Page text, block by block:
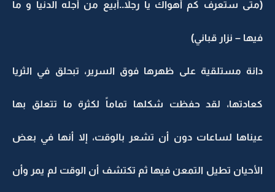
(متى ستعرف كم أهواك يا رجلاً..أبيع من أجله الدنيا و ما
فيها – نزار قباني)
دانة مستلقية على ظهرها فوق السرير، تبحلق في الثريا
كعادتها، لقد حفظت شكلها تماماً لكثرة ما تتعلق بها
عيناها لساعات دون أن تشعر بالوقت، إلا أنها في بعض
الأحيان تطيل التمعن فيها ثم تكتشف أن الوقت لم يمر وأن